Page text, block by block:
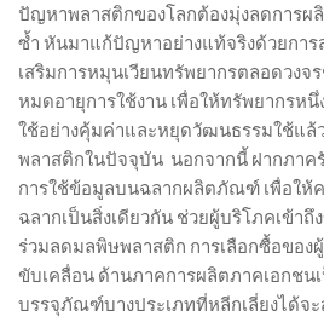
ปัญหาพลาสติกของโลกต้องมุ่งลดการผ
ซ้ำ หันมาแก้ปัญหาอย่างแท้จริงด้วยการ
เสริมการหมุนเวียนทรัพยากรตลอดวงจ
หมดอายุการใช้งาน เพื่อให้ทรัพยากรห
ใช้อย่างคุ้มค่าและหยุดวัฒนธรรมใช้แล้
พลาสติกในปัจจุบัน นอกจากนี้ ฝากภาค
การใช้ข้อมูลบนฉลากผลิตภัณฑ์ เพื่อให้
ฉลากเป็นสิ่งเดียวกัน ช่วยผู้บริโภคเข้า
ร่วมลดมลพิษพลาสติก การเลือกซื้อขอ
ขับเคลื่อน ด้านภาคการผลิตภาคเอกชน
บรรจุภัณฑ์บางประเภทที่หลีกเลี่ยงได้จ